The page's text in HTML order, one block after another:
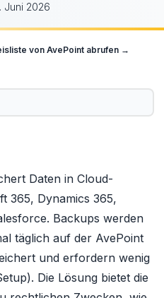
Juni 2026
vonAvePoint abrufen →
Daten in Cloud-
365, Dynamics 365,
Backups werden
täglich auf der AvePoint
und erfordern wenig
Die Lösung bietet die